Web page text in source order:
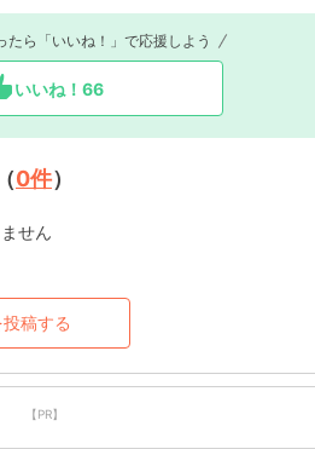
ら「いいね！」で応援しよう
いいね！ 66
0件）
せん
稿する
【PR】